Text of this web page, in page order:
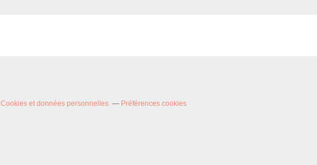
Cookies et données personnelles Préférences cookies